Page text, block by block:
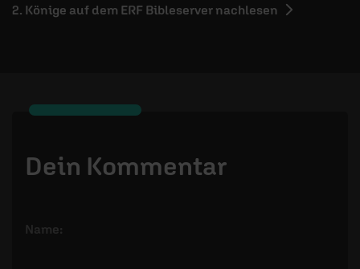
2. Könige auf dem ERF Bibleserver nachlesen
Dein Kommentar
Name: